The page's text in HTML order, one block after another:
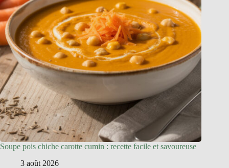
Soupe pois chiche carotte cumin : recette facile et savoureuse
3 août 2026